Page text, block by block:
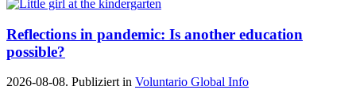
Reflections in pandemic: Is another education
possible?
2026-08-08. Publiziert in Voluntario Global Info